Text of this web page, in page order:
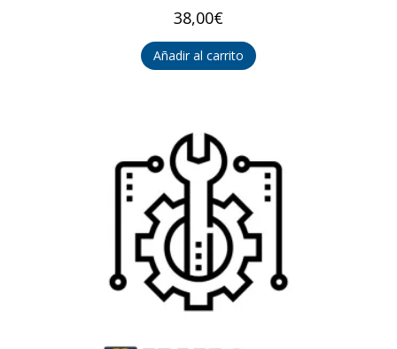
38,00€
Añadir al carrito